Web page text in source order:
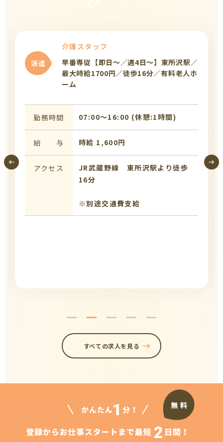
派遣
介護スタッフ
早番専従【即日～／週4日～】東所沢駅／
最大時給1700円／徒歩16分／有料老人ホ
ーム
勤務時間 07:00〜16:00 (休憩:1時間)
給 与 時給 1,600円
アクセス
JR武蔵野線 東所沢駅より徒歩
16分
※別途交通費支給
すべての求人を見る